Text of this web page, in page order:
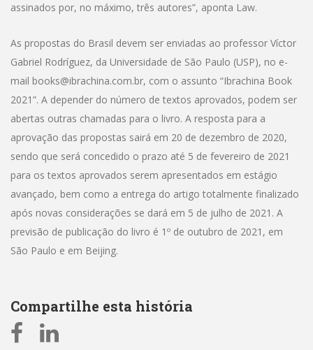
assinados por, no máximo, três autores”, aponta Law.
As propostas do Brasil devem ser enviadas ao professor Víctor
Gabriel Rodríguez, da Universidade de São Paulo (USP), no e-
mail books@ibrachina.com.br, com o assunto “Ibrachina Book
2021”. A depender do número de textos aprovados, podem ser
abertas outras chamadas para o livro. A resposta para a
aprovação das propostas sairá em 20 de dezembro de 2020,
sendo que será concedido o prazo até 5 de fevereiro de 2021
para os textos aprovados serem apresentados em estágio
avançado, bem como a entrega do artigo totalmente finalizado
após novas considerações se dará em 5 de julho de 2021. A
previsão de publicação do livro é 1º de outubro de 2021, em
São Paulo e em Beijing.
Compartilhe esta história